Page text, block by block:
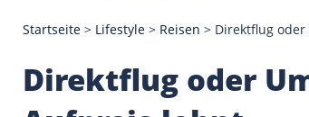
Startseite >Lifestyle >Reisen >